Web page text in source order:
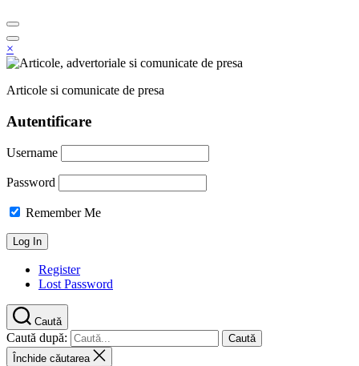
×
Articole si comunicate de presa
Autentificare
Username
Password
Remember Me
Register
Lost Password
Caută
Caută după:
Închide căutarea